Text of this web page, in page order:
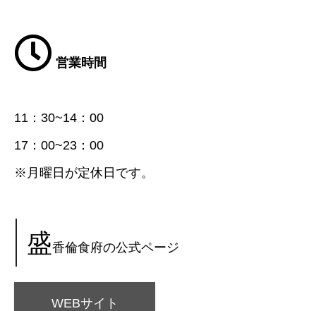
営業時間
11：30~14：00
17：00~23：00
※月曜日が定休日です。
盛香倫食府の公式ページ
WEBサイト